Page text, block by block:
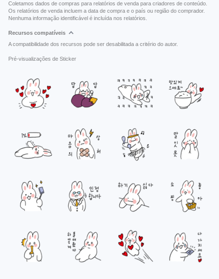
Coletamos dados de compras para relatórios de venda para criadores de conteúdo.
Os relatórios de venda incluem a data de compra e o país ou região do comprador.
Nenhuma informação identificável é incluída nos relatórios.
Recursos compatíveis
A compatibilidade dos recursos pode ser desabilitada a critério do autor.
Pré-visualizações de Sticker